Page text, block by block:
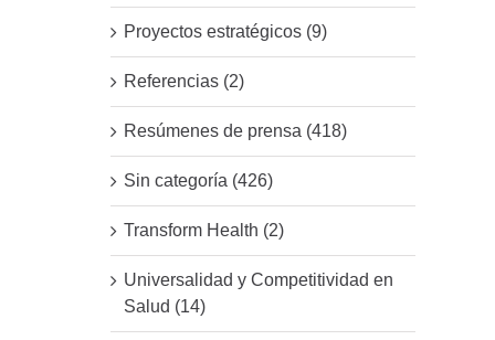
Proyectos estratégicos (9)
Referencias (2)
Resúmenes de prensa (418)
Sin categoría (426)
Transform Health (2)
Universalidad y Competitividad en
Salud (14)